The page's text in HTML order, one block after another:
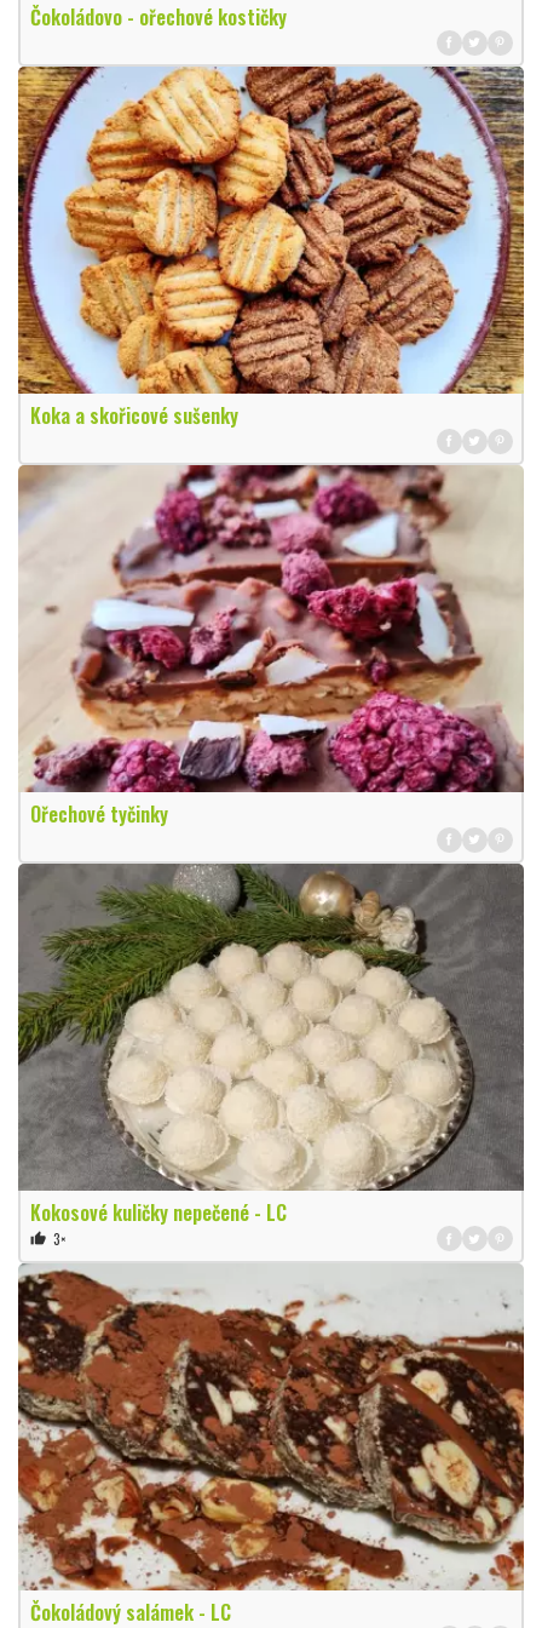
Čokoládovo - ořechové kostičky
Koka a skořicové sušenky
Ořechové tyčinky
Kokosové kuličky nepečené - LC
thumb_up 3×
Čokoládový salámek - LC